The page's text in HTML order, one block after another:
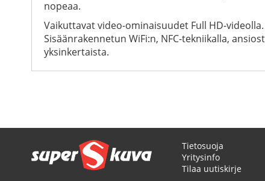
nopeaa.
Vaikuttavat video-ominaisuudet Full HD-videolla.
Sisäänrakennetun WiFi:n, NFC-tekniikalla,
yksinkertaista.
Tietosuoja
Yritysinfo
Tilaa uutiskirje